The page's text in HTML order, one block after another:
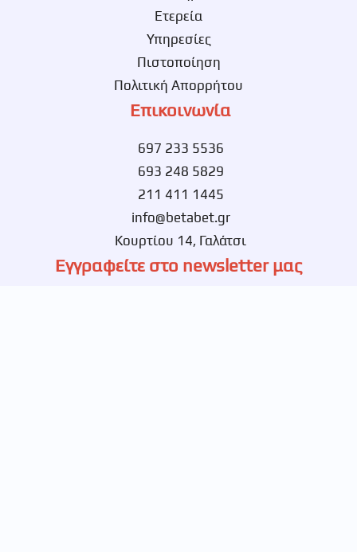
Ετερεία
Υπηρεσίες
Πιστοποίηση
Πολιτική Απορρήτου
Επικοινωνία
697 233 5536
693 248 5829
211 411 1445
info@betabet.gr
Κουρτίου 14, Γαλάτσι
Εγγραφείτε στο newsletter μας